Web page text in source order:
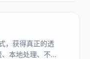
，获得真正的透
本地处理、不上